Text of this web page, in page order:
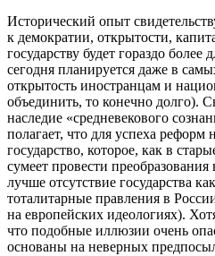
Исторический опыт
к демокра­тии, открытости,
государству будет го­раздо
сегодня планируется даже в
открытость иностранцам и
объединить, то конечно долго).
наследие «средневеково­го
полагает, что для успеха реформ
государство, ко­торое, как в
сумеет провести
лучше отсутствие государства
тоталитарные правления в
на европейских идеологиях).
что подобные иллюзии очень
основаны на неверных